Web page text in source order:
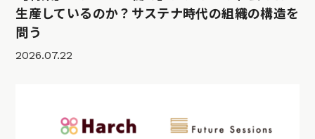
生産しているのか？サステナ時代の組織の構造を
問う
2026.07.22